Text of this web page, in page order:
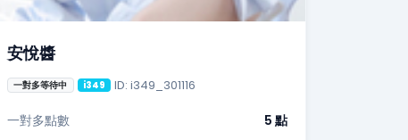
安悅醬
一對多等待中 i349 ID: i349_301116
一對多點數
5 點